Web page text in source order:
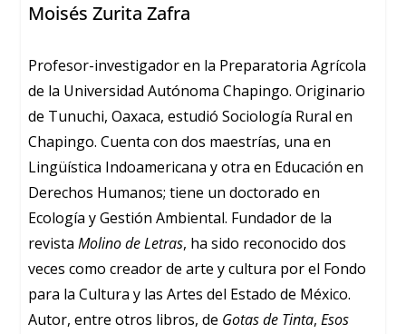
Moisés Zurita Zafra
Profesor-investigador en la Preparatoria Agrícola
de la Universidad Autónoma Chapingo. Originario
de Tunuchi, Oaxaca, estudió Sociología Rural en
Chapingo. Cuenta con dos maestrías, una en
Lingüística Indoamericana y otra en Educación en
Derechos Humanos; tiene un doctorado en
Ecología y Gestión Ambiental. Fundador de la
revista Molino de Letras, ha sido reconocido dos
veces como creador de arte y cultura por el Fondo
para la Cultura y las Artes del Estado de México.
Autor, entre otros libros, de Gotas de Tinta, Esos